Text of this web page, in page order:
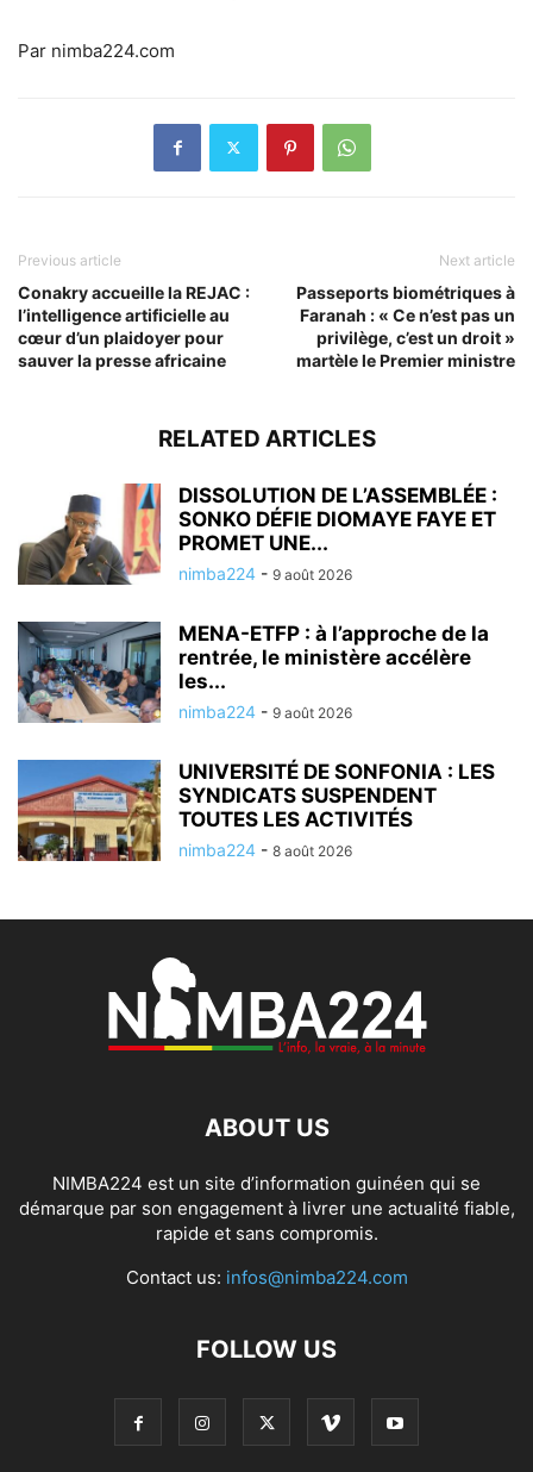
Par nimba224.com
Previous article
Conakry accueille la REJAC :
l’intelligence artificielle au
cœur d’un plaidoyer pour
sauver la presse africaine
Next article
Passeports biométriques à
Faranah : « Ce n’est pas un
privilège, c’est un droit »
martèle le Premier ministre
RELATED ARTICLES
DISSOLUTION DE L’ASSEMBLÉE :
SONKO DÉFIE DIOMAYE FAYE ET
PROMET UNE...
nimba224 - 9 août 2026
MENA-ETFP : à l’approche de la
rentrée, le ministère accélère
les...
nimba224 - 9 août 2026
UNIVERSITÉ DE SONFONIA : LES
SYNDICATS SUSPENDENT
TOUTES LES ACTIVITÉS
nimba224 - 8 août 2026
ABOUT US
NIMBA224 est un site d’information guinéen qui se
démarque par son engagement à livrer une actualité fiable,
rapide et sans compromis.
Contact us: infos@nimba224.com
FOLLOW US